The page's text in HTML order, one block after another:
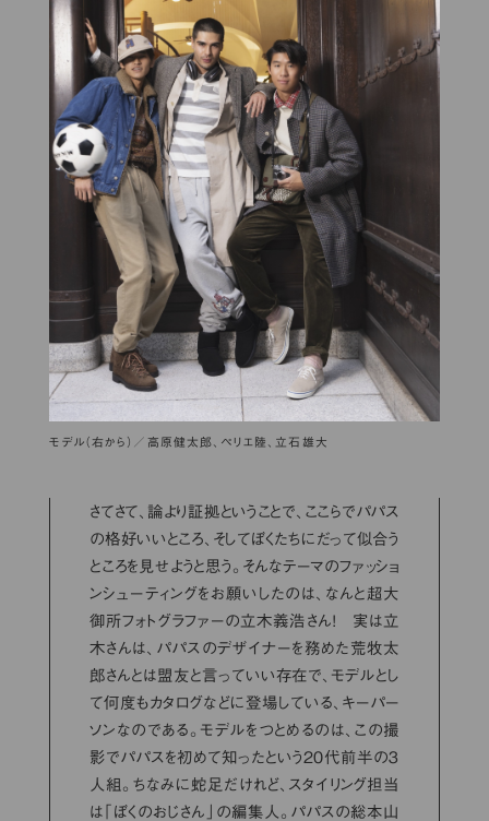
モデル（右から）／高原健太郎、ペリエ陸、立石雄大
さてさて、論より証拠ということで、ここらでパパス
の格好いいところ、そしてぼくたちにだって似合う
ところを見せようと思う。そんなテーマのファッショ
ンシューティングをお願いしたのは、なんと超大
御所フォトグラファーの立木義浩さん！ 実は立
木さんは、パパスのデザイナーを務めた荒牧太
郎さんとは盟友と言っていい存在で、モデルとし
て何度もカタログなどに登場している、キーパー
ソンなのである。モデルをつとめるのは、この撮
影でパパスを初めて知ったという20代前半の３
人組。ちなみに蛇足だけれど、スタイリング担当
は「ぼくのおじさん」の編集人。パパスの総本山